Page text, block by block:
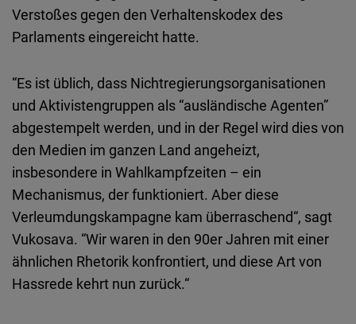
Verstoßes gegen den Verhaltenskodex des
Parlaments eingereicht hatte.
“Es ist üblich, dass Nichtregierungsorganisationen
und Aktivistengruppen als “ausländische Agenten”
abgestempelt werden, und in der Regel wird dies von
den Medien im ganzen Land angeheizt,
insbesondere in Wahlkampfzeiten – ein
Mechanismus, der funktioniert. Aber diese
Verleumdungskampagne kam überraschend“, sagt
Vukosava. “Wir waren in den 90er Jahren mit einer
ähnlichen Rhetorik konfrontiert, und diese Art von
Hassrede kehrt nun zurück.“